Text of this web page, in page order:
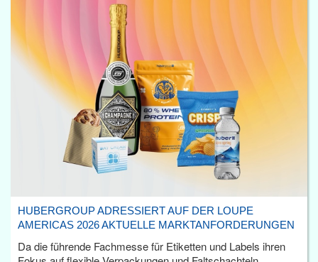
HUBERGROUP ADRESSIERT AUF DER LOUPE
AMERICAS 2026 AKTUELLE MARKTANFORDERUNGEN
Da die führende Fachmesse für Etiketten und Labels ihren